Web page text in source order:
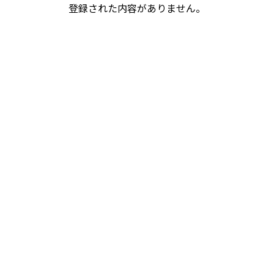
登録された内容がありません。